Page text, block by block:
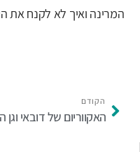
המרינה ואיך לא לקנח את
הקודם